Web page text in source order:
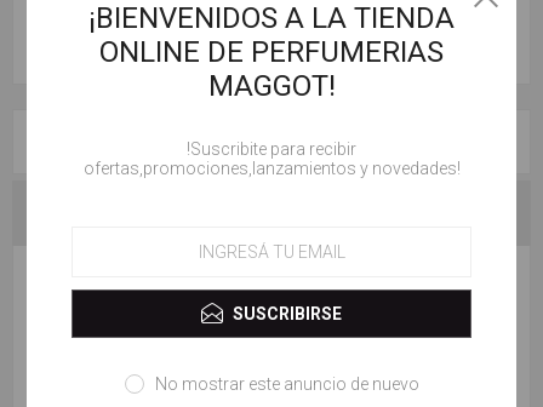
RESEÑAS
Solo los usuarios registrados pueden escribir comentarios
Título de la revisión:
¡BIENVENIDOS A LA TIENDA
ONLINE DE PERFUMERIAS
MAGGOT!
!Suscribite para recibir
ofertas,promociones,lanzamientos y novedades!
SUSCRIBIRSE
No mostrar este anuncio de nuevo